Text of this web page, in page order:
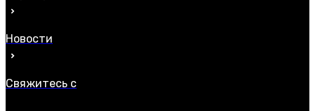
Новости
Свяжитесь с